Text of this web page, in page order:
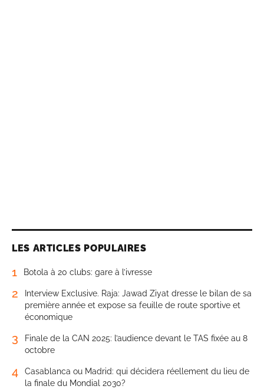
LES ARTICLES POPULAIRES
1 Botola à 20 clubs: gare à l’ivresse
2
Interview Exclusive. Raja: Jawad Ziyat dresse le bilan de sa
première année et expose sa feuille de route sportive et
économique
3
Finale de la CAN 2025: l’audience devant le TAS fixée au 8
octobre
4
Casablanca ou Madrid: qui décidera réellement du lieu de
la finale du Mondial 2030?